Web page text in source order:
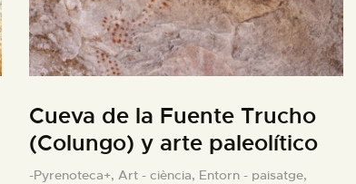
Cueva de la Fuente Trucho
(Colungo) y arte paleolítico
-Pyrenoteca+, Art - ciència, Entorn - paisatge,